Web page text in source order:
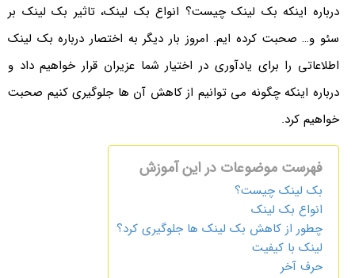
درباره اینکه بک لینک چیست؟ انواع بک لینک، تاثیر بک لینک بر
سئو و… صحبت کرده ایم. امروز بار دیگر به اختصار درباره بک لینک
اطلاعاتی را برای یادآوری در اختیار شما عزیران قرار خواهیم داد و
درباره اینکه چگونه می توانیم از کاهش آن ها جلوگیری کنیم صحبت
خواهیم کرد.
فهرست موضوعات در این آموزش
بک لینک چیست؟
انواع بک لینک
چطور از کاهش بک لینک ها جلوگیری کرد؟
لینک با کیفیت
حرف آخر